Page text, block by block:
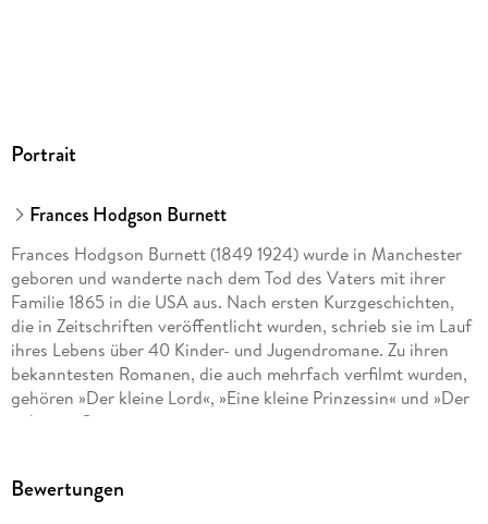
Portrait
Frances Hodgson Burnett
Frances Hodgson Burnett (1849 1924) wurde in Manchester
geboren und wanderte nach dem Tod des Vaters mit ihrer
Familie 1865 in die USA aus. Nach ersten Kurzgeschichten,
die in Zeitschriften veröffentlicht wurden, schrieb sie im Lauf
ihres Lebens über 40 Kinder- und Jugendromane. Zu ihren
bekanntesten Romanen, die auch mehrfach verfilmt wurden,
gehören »Der kleine Lord«, »Eine kleine Prinzessin« und »Der
geheime Garten«.
Bewertungen